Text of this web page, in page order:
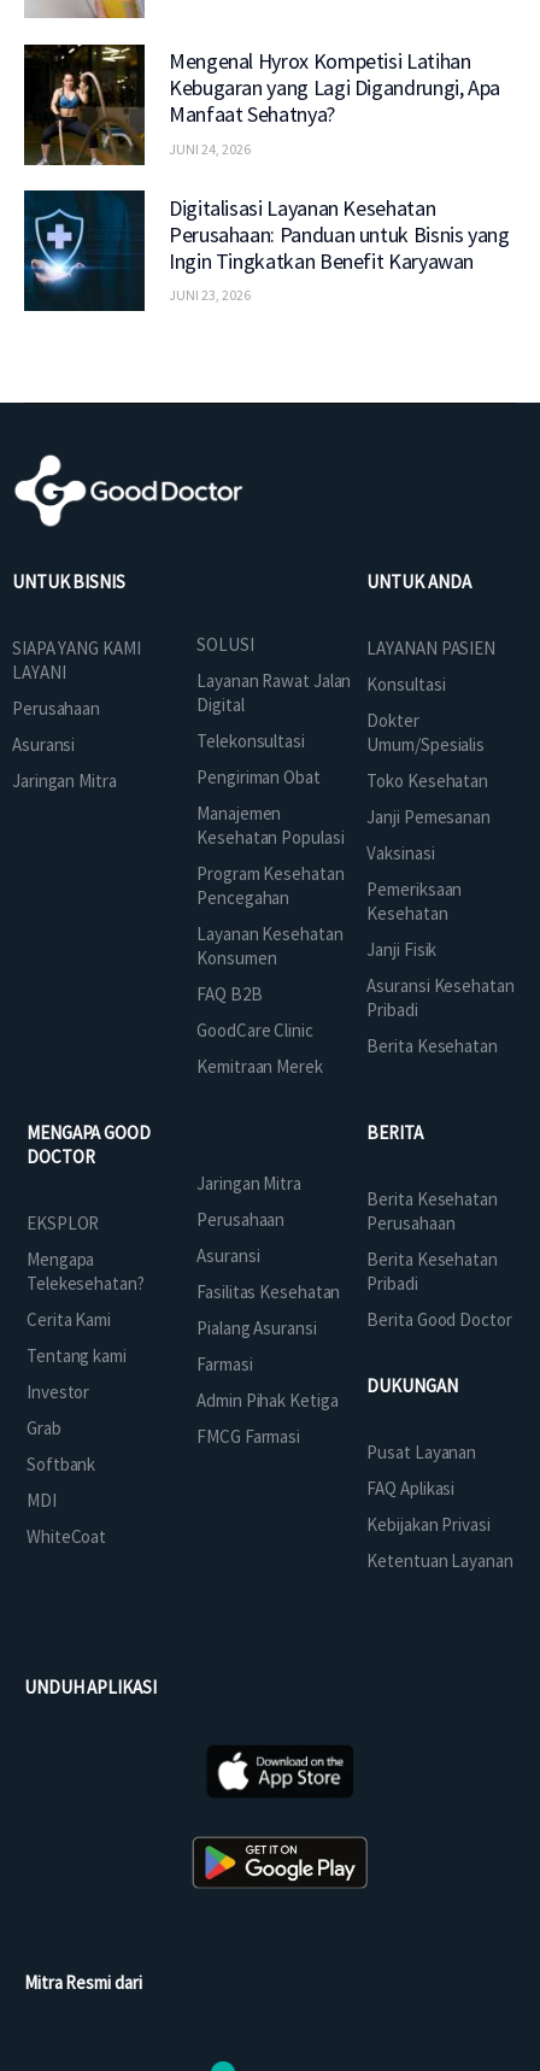
Mengenal Hyrox Kompetisi Latihan
Kebugaran yang Lagi Digandrungi, Apa
Manfaat Sehatnya?
JUNI 24, 2026
Digitalisasi Layanan Kesehatan
Perusahaan: Panduan untuk Bisnis yang
Ingin Tingkatkan Benefit Karyawan
JUNI 23, 2026
UNTUK BISNIS
SIAPA YANG KAMI
LAYANI
Perusahaan
Asuransi
Jaringan Mitra
SOLUSI
Layanan Rawat Jalan
Digital
Telekonsultasi
Pengiriman Obat
Manajemen
Kesehatan Populasi
Program Kesehatan
Pencegahan
Layanan Kesehatan
Konsumen
FAQ B2B
GoodCare Clinic
Kemitraan Merek
UNTUK ANDA
LAYANAN PASIEN
Konsultasi
Dokter
Umum/Spesialis
Toko Kesehatan
Janji Pemesanan
Vaksinasi
Pemeriksaan
Kesehatan
Janji Fisik
Asuransi Kesehatan
Pribadi
Berita Kesehatan
MENGAPA GOOD
DOCTOR
EKSPLOR
Mengapa
Telekesehatan?
Cerita Kami
Tentang kami
Investor
Grab
Softbank
MDI
WhiteCoat
Jaringan Mitra
Perusahaan
Asuransi
Fasilitas Kesehatan
Pialang Asuransi
Farmasi
Admin Pihak Ketiga
FMCG Farmasi
BERITA
Berita Kesehatan
Perusahaan
Berita Kesehatan
Pribadi
Berita Good Doctor
DUKUNGAN
Pusat Layanan
FAQ Aplikasi
Kebijakan Privasi
Ketentuan Layanan
UNDUH APLIKASI
Mitra Resmi dari